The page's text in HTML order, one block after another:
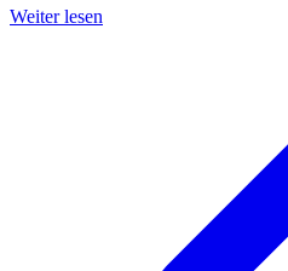
Weiter lesen